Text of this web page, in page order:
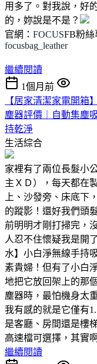
用多了。對我說，好
的，妳說是不是？
官網： FOCUSFB粉絲
focusbag_leather
繼續閱讀
1個月前
【居家清潔家電開箱
塵器評價｜自動集塵
持乾淨
生活綜合
家裡有了兩位長髮小
主ＸＤ），每天都在
上、沙發旁、床底下
的蹤影！還好我們頭
前明明才剛打掃完，
人忍不住懷疑我是開
水】小白淨無線手持
素貴婦！但有了小白
地把它放回架上的那
塵器時，最怕機身太
我有感的就是它僅有
是客廳、房間還是樓
高速檔可選擇，其實
繼續閱讀